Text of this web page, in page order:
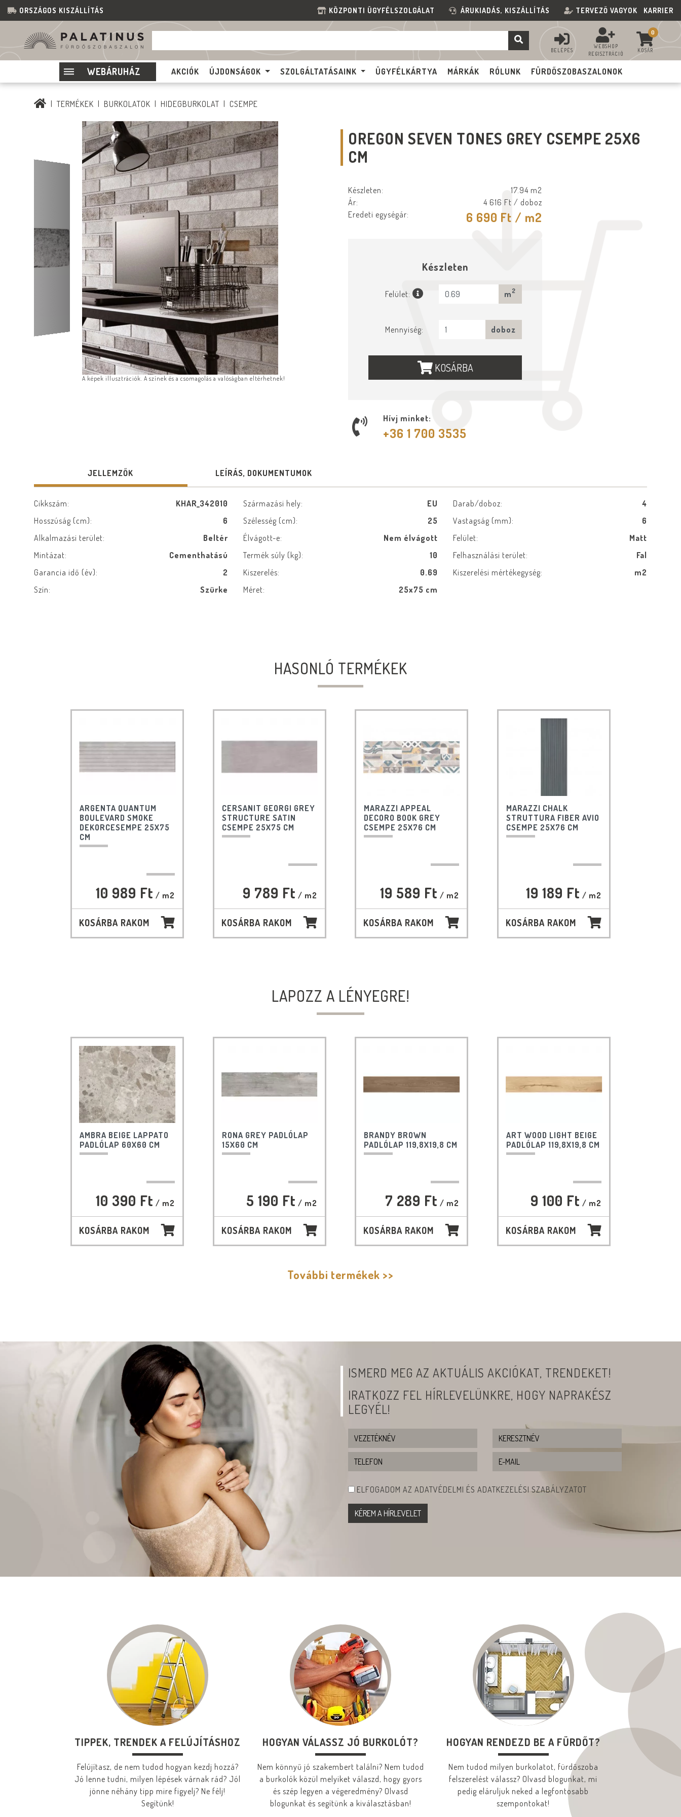
ORSZÁGOS KISZÁLLÍTÁS KÖZPONTI ÜGYFÉLSZOLGÁLAT ÁRUKIADÁS, KISZÁLLÍTÁS TERVEZŐ VAGYOK KARRIER
BELÉPÉS
WEBSHOP
REGISZTRÁCIÓ
0
KOSÁR
WEBÁRUHÁZ AKCIÓK ÚJDONSÁGOK SZOLGÁLTATÁSAINK ÜGYFÉLKÁRTYA MÁRKÁK RÓLUNK FÜRDŐSZOBASZALONOK
TERMÉKEK BURKOLATOK HIDEGBURKOLAT CSEMPE
A képek illusztrációk. A színek és a csomagolás a valóságban eltérhetnek!
OREGON SEVEN TONES GREY CSEMPE 25X6
CM
Készleten:
17.94 m2
Ár:
4 616 Ft / doboz
Eredeti egységár:
6 690 Ft / m2
Készleten
Felület: m 2
Mennyiség: doboz
KOSÁRBA
Hívj minket:
+36 1 700 3535
JELLEMZŐK LEÍRÁS, DOKUMENTUMOK
Cikkszám: KHAR_342010 Származási hely: EU Darab/doboz:
4
Hosszúság (cm):
6 Szélesség (cm): 25 Vastagság (mm):
6
Alkalmazási terület:
Beltér Élvágott-e: Nem élvágott Felület:
Matt
Mintázat:
Cementhatású Termék súly (kg): 10 Felhasználási terület:
Fal
Garancia idő (év):
2 Kiszerelés: 0.69 Kiszerelési mértékegység:
m2
Szín:
Szürke Méret: 25x75 cm
HASONLÓ TERMÉKEK
ARGENTA QUANTUM
BOULEVARD SMOKE
DEKORCESEMPE 25X75
CM
10 989 Ft / m2
KOSÁRBA RAKOM
CERSANIT GEORGI GREY
STRUCTURE SATIN
CSEMPE 25X75 CM
9 789 Ft / m2
KOSÁRBA RAKOM
MARAZZI APPEAL
DECORO BOOK GREY
CSEMPE 25X76 CM
19 589 Ft / m2
KOSÁRBA RAKOM
MARAZZI CHALK
STRUTTURA FIBER AVIO
CSEMPE 25X76 CM
19 189 Ft / m2
KOSÁRBA RAKOM
LAPOZZ A LÉNYEGRE!
AMBRA BEIGE LAPPATO
PADLÓLAP 60X60 CM
10 390 Ft / m2
KOSÁRBA RAKOM
RONA GREY PADLÓLAP
15X60 CM
5 190 Ft / m2
KOSÁRBA RAKOM
BRANDY BROWN
PADLÓLAP 119,8X19,8 CM
7 289 Ft / m2
KOSÁRBA RAKOM
ART WOOD LIGHT BEIGE
PADLÓLAP 119,8X19,8 CM
9 100 Ft / m2
KOSÁRBA RAKOM
További termékek >>
ISMERD MEG AZ AKTUÁLIS AKCIÓKAT, TRENDEKET!
IRATKOZZ FEL HÍRLEVELÜNKRE, HOGY NAPRAKÉSZ
LEGYÉL!
ELFOGADOM AZ ADATVÉDELMI ÉS ADATKEZELÉSI SZABÁLYZATOT
TIPPEK, TRENDEK A FELÚJÍTÁSHOZ
Felújítasz, de nem tudod hogyan kezdj hozzá?
Jó lenne tudni, milyen lépések várnak rád? Jól
jönne néhány tipp mire figyelj? Ne félj!
Segítünk!
HOGYAN VÁLASSZ JÓ BURKOLÓT?
Nem könnyű jó szakembert találni? Nem tudod
a burkolók közül melyiket válaszd, hogy gyors
és szép legyen a végeredmény? Olvasd
blogunkat és segítünk a kiválasztásban!
HOGYAN RENDEZD BE A FÜRDŐT?
Nem tudod milyen burkolatot, fürdőszoba
felszerelést válassz? Olvasd blogunkat, mi
pedig eláruljuk neked a legfontosabb
szempontokat!